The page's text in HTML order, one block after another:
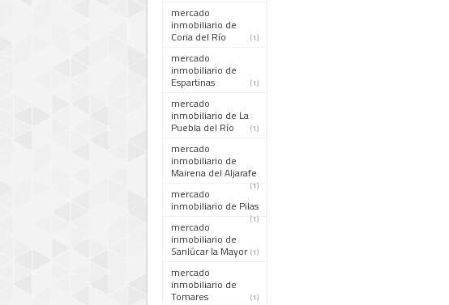
mercado
inmobiliario de
Coria del Río (1)
mercado
inmobiliario de
Espartinas (1)
mercado
inmobiliario de La
Puebla del Río (1)
mercado
inmobiliario de
Mairena del Aljarafe
(1)
mercado
inmobiliario de Pilas
(1)
mercado
inmobiliario de
Sanlúcar la Mayor (1)
mercado
inmobiliario de
Tomares (1)